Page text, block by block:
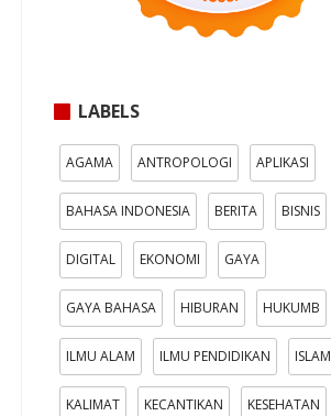
LABELS
AGAMA ANTROPOLOGI APLIKASI
BAHASA INDONESIA BERITA BISNIS
DIGITAL EKONOMI GAYA
GAYA BAHASA HIBURAN HUKUMB
ILMU ALAM ILMU PENDIDIKAN ISLAM
KALIMAT KECANTIKAN KESEHATAN